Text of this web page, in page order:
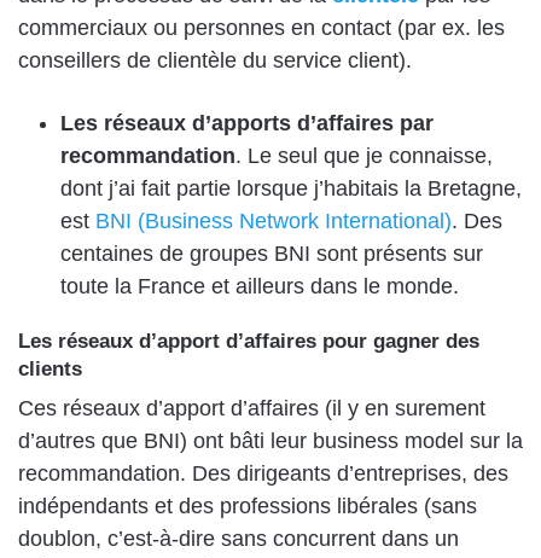
commerciaux ou personnes en contact (par ex. les
conseillers de clientèle du service client).
Les réseaux d’apports d’affaires par
recommandation. Le seul que je connaisse,
dont j’ai fait partie lorsque j’habitais la Bretagne,
est BNI (Business Network International). Des
centaines de groupes BNI sont présents sur
toute la France et ailleurs dans le monde.
Les réseaux d’apport d’affaires pour gagner des
clients
Ces réseaux d’apport d’affaires (il y en surement
d’autres que BNI) ont bâti leur business model sur la
recommandation. Des dirigeants d’entreprises, des
indépendants et des professions libérales (sans
doublon, c’est-à-dire sans concurrent dans un